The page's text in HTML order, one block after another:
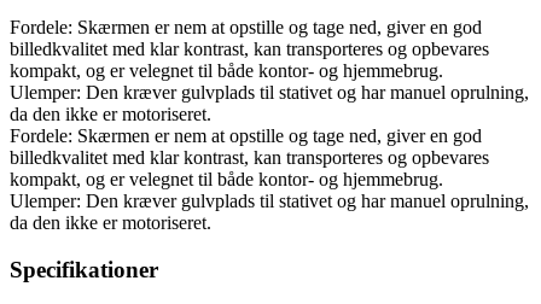
Fordele: Skærmen er nem at opstille og tage ned, giver en god
billedkvalitet med klar kontrast, kan transporteres og opbevares
kompakt, og er velegnet til både kontor- og hjemmebrug.
Ulemper: Den kræver gulvplads til stativet og har manuel oprulning,
da den ikke er motoriseret.
Fordele: Skærmen er nem at opstille og tage ned, giver en god
billedkvalitet med klar kontrast, kan transporteres og opbevares
kompakt, og er velegnet til både kontor- og hjemmebrug.
Ulemper: Den kræver gulvplads til stativet og har manuel oprulning,
da den ikke er motoriseret.
Specifikationer